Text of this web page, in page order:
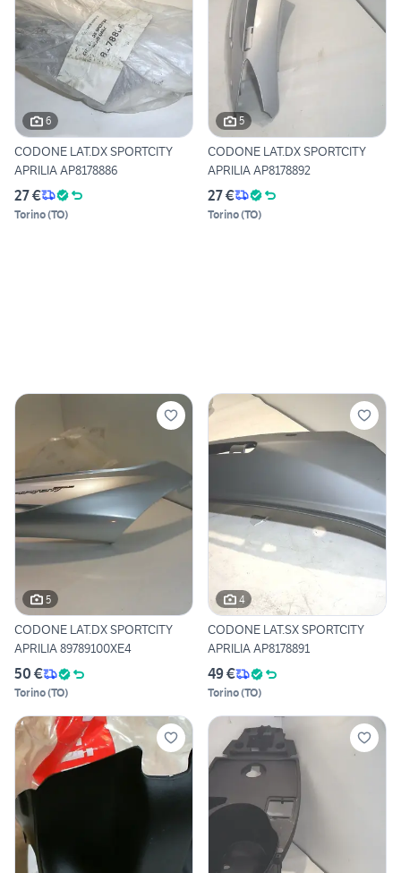
6
CODONE LAT.DX SPORTCITY
APRILIA AP8178886
27 €
Torino(TO)
5
CODONE LAT.DX SPORTCITY
APRILIA AP8178892
27 €
Torino(TO)
5
CODONE LAT.DX SPORTCITY
APRILIA 89789100XE4
50 €
Torino(TO)
4
CODONE LAT.SX SPORTCITY
APRILIA AP8178891
49 €
Torino(TO)